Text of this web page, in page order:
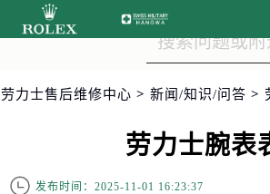
劳力士售后维修中心 > 新闻/知识/问答 >
劳力士腕表
发布时间：2025-11-01 16:23:37